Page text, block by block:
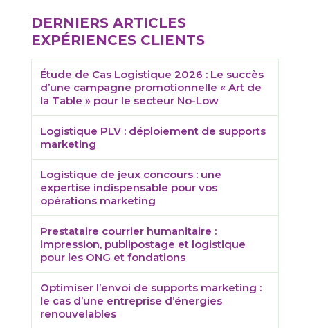
DERNIERS ARTICLES
EXPÉRIENCES CLIENTS
Étude de Cas Logistique 2026 : Le succès
d’une campagne promotionnelle « Art de
la Table » pour le secteur No-Low
Logistique PLV : déploiement de supports
marketing
Logistique de jeux concours : une
expertise indispensable pour vos
opérations marketing
Prestataire courrier humanitaire :
impression, publipostage et logistique
pour les ONG et fondations
Optimiser l’envoi de supports marketing :
le cas d’une entreprise d’énergies
renouvelables